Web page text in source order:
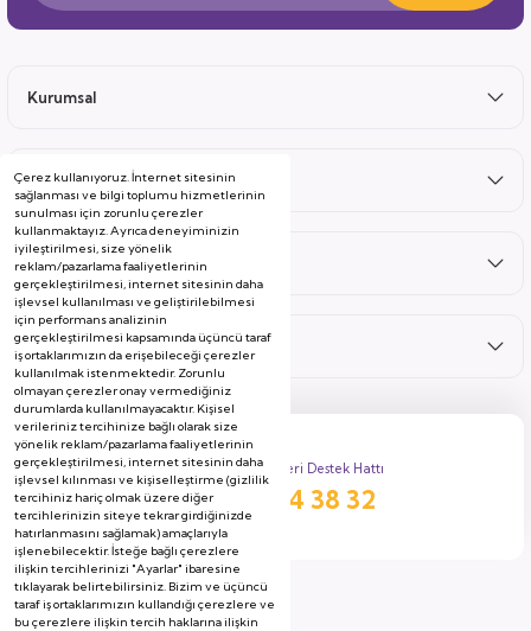
Çerez kullanıyoruz. İnternet sitesinin
sağlanması ve bilgi toplumu hizmetlerinin
sunulması için zorunlu çerezler
kullanmaktayız. Ayrıca deneyiminizin
iyileştirilmesi, size yönelik
reklam/pazarlama faaliyetlerinin
gerçekleştirilmesi, internet sitesinin daha
işlevsel kullanılması ve geliştirilebilmesi
için performans analizinin
gerçekleştirilmesi kapsamında üçüncü taraf
iş ortaklarımızın da erişebileceği çerezler
kullanılmak istenmektedir. Zorunlu
olmayan çerezler onay vermediğiniz
durumlarda kullanılmayacaktır. Kişisel
verileriniz tercihinize bağlı olarak size
yönelik reklam/pazarlama faaliyetlerinin
gerçekleştirilmesi, internet sitesinin daha
işlevsel kılınması ve kişiselleştirme (gizlilik
tercihiniz hariç olmak üzere diğer
tercihlerinizin siteye tekrar girdiğinizde
hatırlanmasını sağlamak) amaçlarıyla
işlenebilecektir. İsteğe bağlı çerezlere
ilişkin tercihlerinizi "Ayarlar" ibaresine
tıklayarak belirtebilirsiniz. Bizim ve üçüncü
taraf iş ortaklarımızın kullandığı çerezlere ve
bu çerezlere ilişkin tercih haklarına ilişkin
Kurumsal
Satış Sonrası
Hizmetler
Kategoriler
Müşteri Destek Hattı
444 38 32